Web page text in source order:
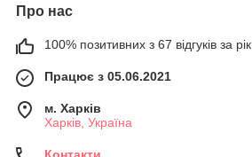
Про нас
100% позитивних з 67 відгуків за рік
Працює з 05.06.2021
м. Харків
Харків, Україна